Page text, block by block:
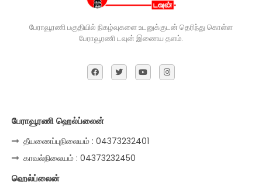
பேராவூரணி பகுதியில் நிகழ்வுகளை உடனுக்குடன் தெரிந்து கொள்ள
பேராவூரணி டவுன் இணைய தளம்.
பேராவூரணி ஹெல்ப்லைன்
தீயணைப்புநிலையம் : 04373232401
காவல்நிலையம் : 04373232450
ஹெல்ப்லைன்